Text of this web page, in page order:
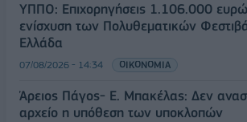
ΥΠΠΟ: Επιχορηγήσεις 1.106.000 ευρώ
ενίσχυση των Πολυθεματικών
Ελλάδα
07/08/2026 - 14:34 ΟΙΚΟΝΟΜΙΑ
Άρειος Πάγος- Ε. Μπακέλας: Δεν
αρχείο η υπόθεση των υποκλοπών